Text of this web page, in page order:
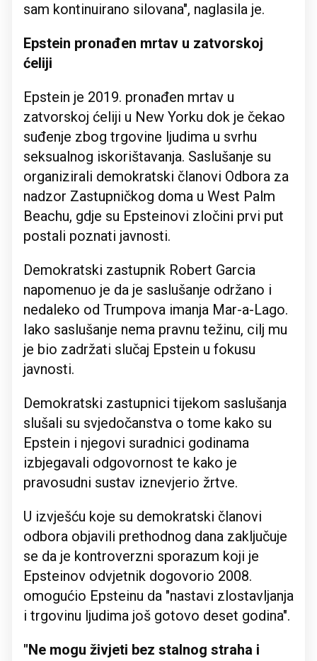
sam kontinuirano silovana", naglasila je.
Epstein pronađen mrtav u zatvorskoj
ćeliji
Epstein je 2019. pronađen mrtav u
zatvorskoj ćeliji u New Yorku dok je čekao
suđenje zbog trgovine ljudima u svrhu
seksualnog iskorištavanja. Saslušanje su
organizirali demokratski članovi Odbora za
nadzor Zastupničkog doma u West Palm
Beachu, gdje su Epsteinovi zločini prvi put
postali poznati javnosti.
Demokratski zastupnik Robert Garcia
napomenuo je da je saslušanje održano i
nedaleko od Trumpova imanja Mar-a-Lago.
Iako saslušanje nema pravnu težinu, cilj mu
je bio zadržati slučaj Epstein u fokusu
javnosti.
Demokratski zastupnici tijekom saslušanja
slušali su svjedočanstva o tome kako su
Epstein i njegovi suradnici godinama
izbjegavali odgovornost te kako je
pravosudni sustav iznevjerio žrtve.
U izvješću koje su demokratski članovi
odbora objavili prethodnog dana zaključuje
se da je kontroverzni sporazum koji je
Epsteinov odvjetnik dogovorio 2008.
omogućio Epsteinu da "nastavi zlostavljanja
i trgovinu ljudima još gotovo deset godina".
"Ne mogu živjeti bez stalnog straha i